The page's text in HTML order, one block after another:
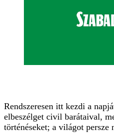
Rendszeresen itt kezdi a
elbeszélget civil barátaival,
történéseket; a világot